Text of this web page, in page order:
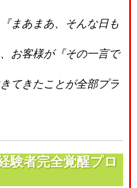
まあまあ、そんな日も
お客様が『その一言で
てきたことが全部プラ
験者完全覚醒プロ